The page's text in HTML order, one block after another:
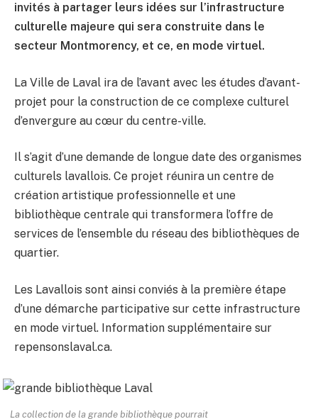
invités à partager leurs idées sur l’infrastructure
culturelle majeure qui sera construite dans le
secteur Montmorency, et ce, en mode virtuel.
La Ville de Laval ira de l’avant avec les études d’avant-
projet pour la construction de ce complexe culturel
d’envergure au cœur du centre-ville.
Il s’agit d’une demande de longue date des organismes
culturels lavallois. Ce projet réunira un centre de
création artistique professionnelle et une
bibliothèque centrale qui transformera l’offre de
services de l’ensemble du réseau des bibliothèques de
quartier.
Les Lavallois sont ainsi conviés à la première étape
d’une démarche participative sur cette infrastructure
en mode virtuel. Information supplémentaire sur
repensonslaval.ca.
La collection de la grande bibliothèque pourrait